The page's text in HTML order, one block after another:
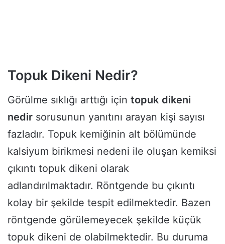
Topuk Dikeni Nedir?
Görülme sıklığı arttığı için topuk dikeni
nedir sorusunun yanıtını arayan kişi sayısı
fazladır. Topuk kemiğinin alt bölümünde
kalsiyum birikmesi nedeni ile oluşan kemiksi
çıkıntı topuk dikeni olarak
adlandırılmaktadır. Röntgende bu çıkıntı
kolay bir şekilde tespit edilmektedir. Bazen
röntgende görülemeyecek şekilde küçük
topuk dikeni de olabilmektedir. Bu duruma